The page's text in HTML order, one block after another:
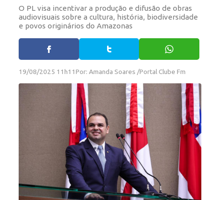
O PL visa incentivar a produção e difusão de obras
audiovisuais sobre a cultura, história, biodiversidade
e povos originários do Amazonas
19/08/2025 11h11Por: Amanda Soares /Portal Clube Fm